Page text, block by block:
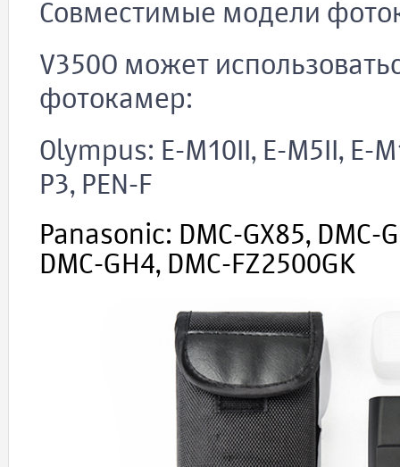
Совместимые модели
V350O может
фотокамер:
Olympus: E-M10II, E-M5II, E-
P3, PEN-F
Panasonic: DMC-GX85, DMC-
DMC-GH4, DMC-FZ2500GK